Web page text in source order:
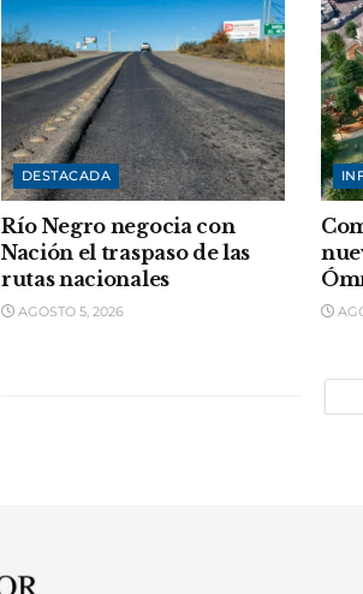
DESTACADA
Río Negro negocia con
Nación el traspaso de las
rutas nacionales
AGOSTO 5, 2026